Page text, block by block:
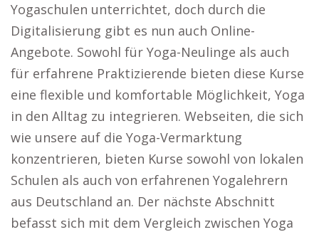
Yogaschulen unterrichtet, doch durch die
Digitalisierung gibt es nun auch Online-
Angebote. Sowohl für Yoga-Neulinge als auch
für erfahrene Praktizierende bieten diese Kurse
eine flexible und komfortable Möglichkeit, Yoga
in den Alltag zu integrieren. Webseiten, die sich
wie unsere auf die Yoga-Vermarktung
konzentrieren, bieten Kurse sowohl von lokalen
Schulen als auch von erfahrenen Yogalehrern
aus Deutschland an. Der nächste Abschnitt
befasst sich mit dem Vergleich zwischen Yoga